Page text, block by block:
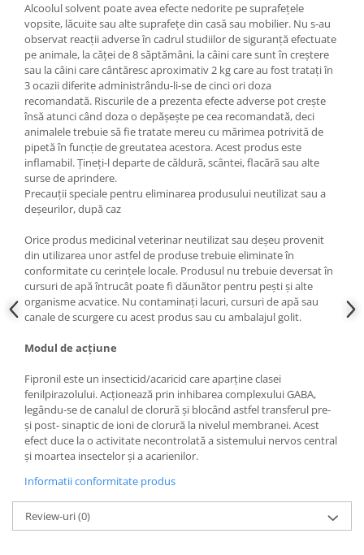
Alcoolul solvent poate avea efecte nedorite pe suprafețele
vopsite, lăcuite sau alte suprafețe din casă sau mobilier. Nu s-au
observat reacții adverse în cadrul studiilor de siguranță efectuate
pe animale, la căței de 8 săptămâni, la câini care sunt în creștere
sau la câini care cântăresc aproximativ 2 kg care au fost tratați în
3 ocazii diferite administrându-li-se de cinci ori doza
recomandată. Riscurile de a prezenta efecte adverse pot crește
însă atunci când doza o depășește pe cea recomandată, deci
animalele trebuie să fie tratate mereu cu mărimea potrivită de
pipetă în funcție de greutatea acestora. Acest produs este
inflamabil. Țineți-l departe de căldură, scântei, flacără sau alte
surse de aprindere.
Precauții speciale pentru eliminarea produsului neutilizat sau a
deșeurilor, după caz
Orice produs medicinal veterinar neutilizat sau deșeu provenit
din utilizarea unor astfel de produse trebuie eliminate în
conformitate cu cerințele locale. Produsul nu trebuie deversat în
cursuri de apă întrucât poate fi dăunător pentru pești și alte
organisme acvatice. Nu contaminați lacuri, cursuri de apă sau
canale de scurgere cu acest produs sau cu ambalajul golit.
Modul de acțiune
Fipronil este un insecticid/acaricid care aparține clasei
fenilpirazolului. Acționează prin inhibarea complexului GABA,
legându-se de canalul de clorură și blocând astfel transferul pre-
și post- sinaptic de ioni de clorură la nivelul membranei. Acest
efect duce la o activitate necontrolată a sistemului nervos central
și moartea insectelor și a acarienilor.
Informatii conformitate produs
Review-uri(0)